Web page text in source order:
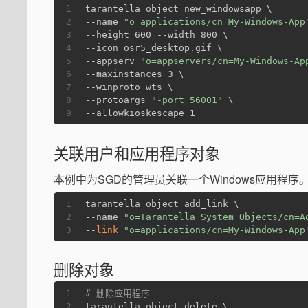
1
2
3
4
5
6
7
8
9
tarantella object new_windowsapp \
--name
"o=applications/cn=My-Windows-
--height 600 --width 800 \
--icon osr5_desktop.gif \
--appserv
"o=appservers/cn=My-Windows-
--maxinstances 3 \
--winproto wts \
--protoargs
"-port 56001"
\
--allowkioskescape 1
关联用户和应用程序对象
本例中为SGD的管理员关联一个Windows应用程序。
1
2
3
tarantella object add_link \
--name
"o=Tarantella System Objects/
-- link "o=applications/cn=My-Windows-
删除对象
1
# 删除应用程序